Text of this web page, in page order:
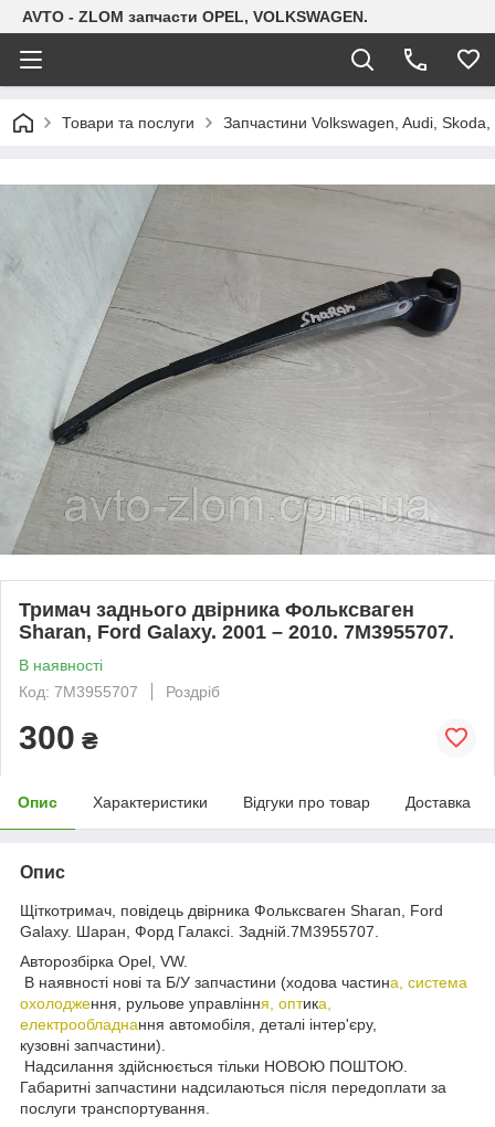
AVTO - ZLOM запчасти OPEL, VOLKSWAGEN.
Товари та послуги Запчастини Volkswagen, Audi, Skoda,
Тримач заднього двірника Фольксваген
Sharan, Ford Galaxy. 2001 – 2010. 7M3955707.
В наявності
Код: 7M3955707
Роздріб
300 ₴
Опис Характеристики Відгуки про товар Доставка
Опис
Щіткотримач, повідець двірника Фольксваген Sharan, Ford
Galaxy. Шаран, Форд Галаксі. Задній.7M3955707.
Авторозбірка Opel, VW.
В наявності нові та Б/У запчастини (ходова частина, система
охолодження, рульове управління, оптика,
електрообладнання автомобіля, деталі інтер'єру,
кузовні запчастини).
Надсилання здійснюється тільки НОВОЮ ПОШТОЮ.
Габаритні запчастини надсилаються після передоплати за
послуги транспортування.